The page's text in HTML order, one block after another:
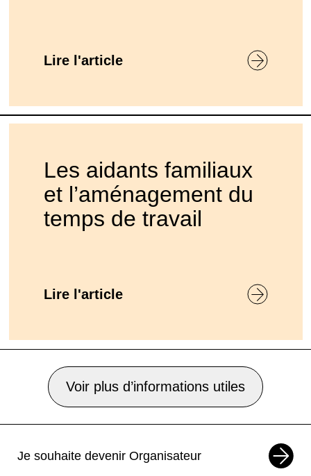
Lire l'article
Les aidants familiaux
et l’aménagement du
temps de travail
Lire l'article
Voir plus d’informations utiles
Je souhaite devenir Organisateur